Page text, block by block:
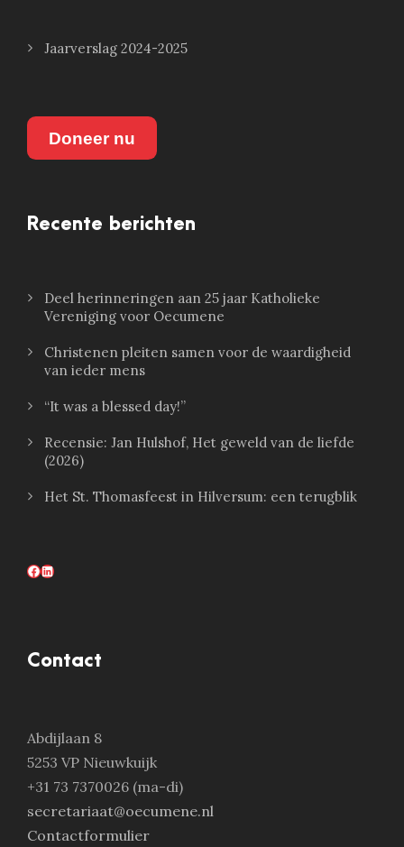
Jaarverslag 2024-2025
Doneer nu
Recente berichten
Deel herinneringen aan 25 jaar Katholieke
Vereniging voor Oecumene
Christenen pleiten samen voor de waardigheid
van ieder mens
“It was a blessed day!”
Recensie: Jan Hulshof, Het geweld van de liefde
(2026)
Het St. Thomasfeest in Hilversum: een terugblik
Facebook LinkedIn
Contact
Abdijlaan 8
5253 VP Nieuwkuijk
+31 73 7370026 (ma-di)
secretariaat@oecumene.nl
Contactformulier